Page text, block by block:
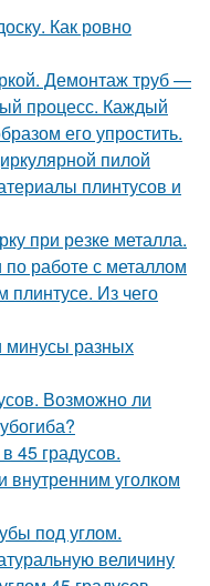
Как ровно
Демонтаж труб —
процесс. Каждый
его упростить.
пилой
плинтусов и
при резке металла.
работе с металлом
плинтусе. Из чего
минусы разных
Возможно ли
45 градусов.
уголком
под углом.
величину